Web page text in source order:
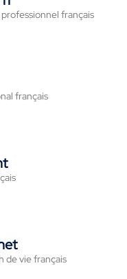
français
français
de vie français